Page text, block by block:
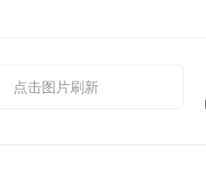
高全民识
、参与禁